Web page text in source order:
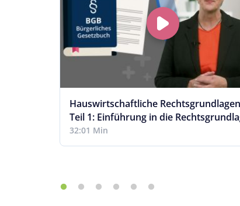
Hauswirtschaftliche
Teil 1: Einführung in die
32:01 Min